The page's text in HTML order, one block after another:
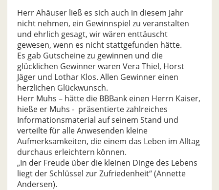
Herr Ahäuser ließ es sich auch in diesem Jahr
nicht nehmen, ein Gewinnspiel zu veranstalten
und ehrlich gesagt, wir wären enttäuscht
gewesen, wenn es nicht stattgefunden hätte.
Es gab Gutscheine zu gewinnen und die
glücklichen Gewinner waren Vera Thiel, Horst
Jäger und Lothar Klos. Allen Gewinner einen
herzlichen Glückwunsch.
Herr Muhs – hätte die BBBank einen Herrn Kaiser,
hieße er Muhs - präsentierte zahlreiches
Informationsmaterial auf seinem Stand und
verteilte für alle Anwesenden kleine
Aufmerksamkeiten, die einem das Leben im Alltag
durchaus erleichtern können.
„In der Freude über die kleinen Dinge des Lebens
liegt der Schlüssel zur Zufriedenheit“ (Annette
Andersen).